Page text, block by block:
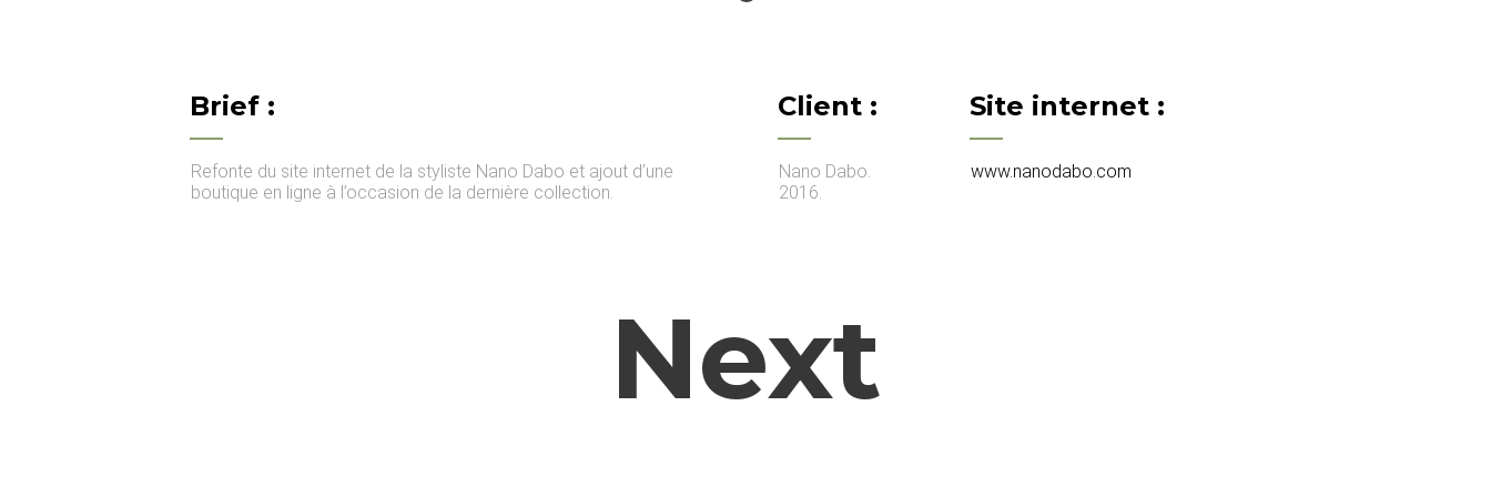
Brief :
Refonte du site internet de la styliste Nano Dabo et ajout d’une
boutique en ligne à l’occasion de la dernière collection.
Client :
Nano Dabo.
2016.
Site internet :
www.nanodabo.com
Next